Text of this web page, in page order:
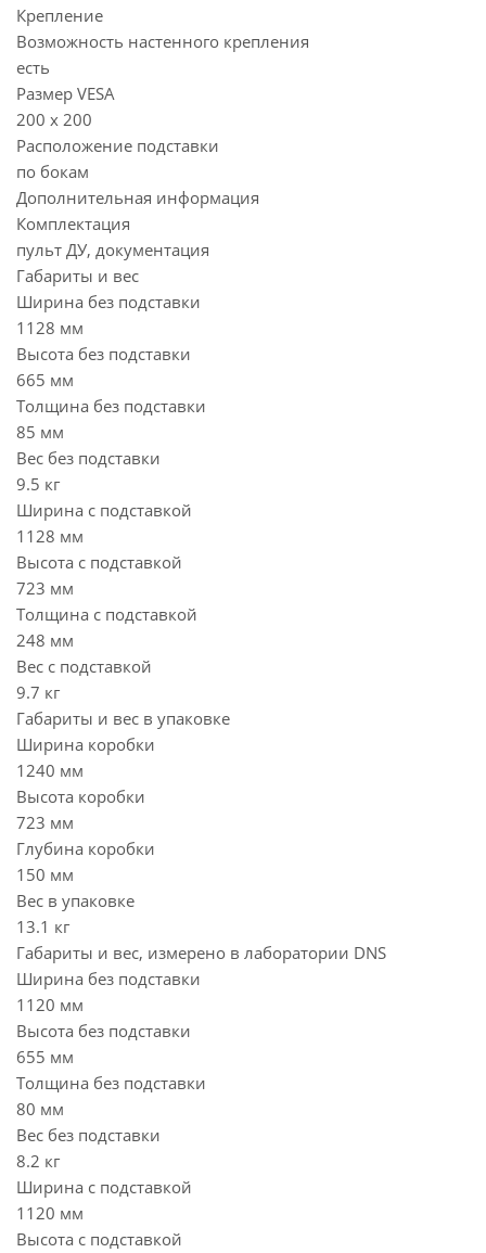
Крепление
Возможность настенного крепления
есть
Размер VESA
200 x 200
Расположение подставки
по бокам
Дополнительная информация
Комплектация
пульт ДУ, документация
Габариты и вес
Ширина без подставки
1128 мм
Высота без подставки
665 мм
Толщина без подставки
85 мм
Вес без подставки
9.5 кг
Ширина с подставкой
1128 мм
Высота с подставкой
723 мм
Толщина с подставкой
248 мм
Вес с подставкой
9.7 кг
Габариты и вес в упаковке
Ширина коробки
1240 мм
Высота коробки
723 мм
Глубина коробки
150 мм
Вес в упаковке
13.1 кг
Габариты и вес, измерено в лаборатории DNS
Ширина без подставки
1120 мм
Высота без подставки
655 мм
Толщина без подставки
80 мм
Вес без подставки
8.2 кг
Ширина с подставкой
1120 мм
Высота с подставкой